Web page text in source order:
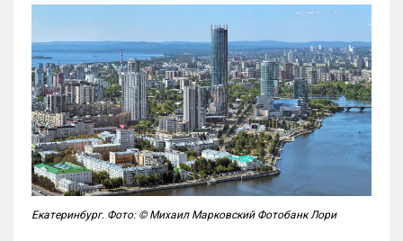
Екатеринбург. Фото: © Михаил Марковский Фотобанк Лори